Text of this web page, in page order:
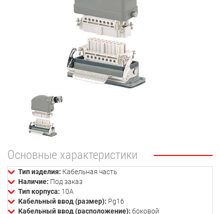
Основные характеристики
Тип изделия: Кабельная часть
Наличие: Под заказ
Тип корпуса: 10А
Кабельный ввод (размер): Pg16
Кабельный ввод (расположение): боковой